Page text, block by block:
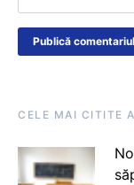
CELE MAI CITITE